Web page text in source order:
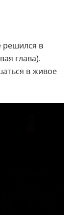
решился в
глава).
в живое